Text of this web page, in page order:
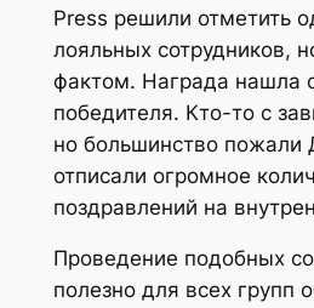
Press решили отметить
лояльных сотрудников,
фактом. Награда нашла
победителя. Кто-то с
но большинство пожали
отписали огромное
поздравлений на
Проведение подобных
полезно для всех групп